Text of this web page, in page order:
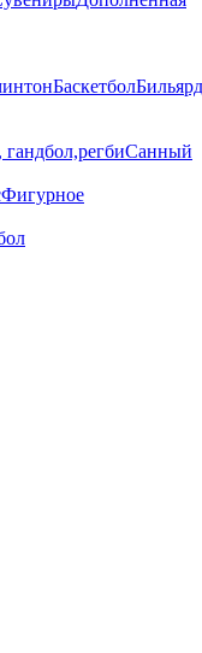
БаскетболБильярд
гандбол,регбиСанный
Фигурное